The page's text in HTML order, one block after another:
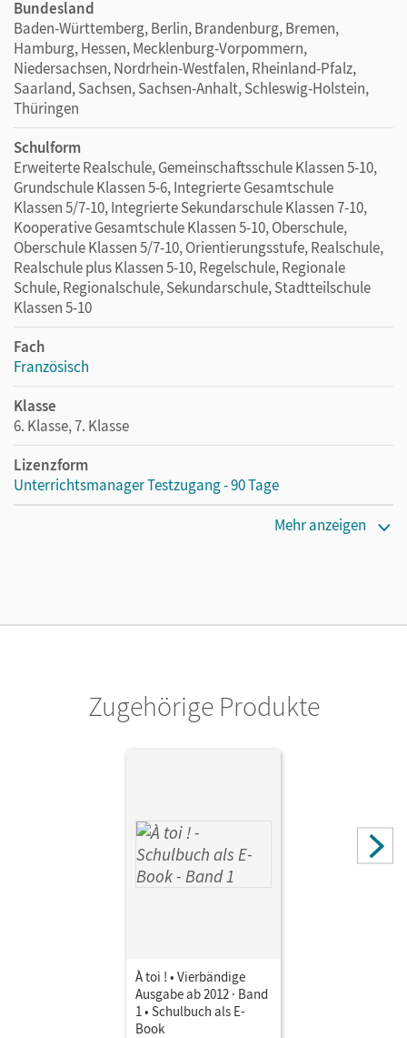
Bundesland
Baden-Württemberg, Berlin, Brandenburg, Bremen,
Hamburg, Hessen, Mecklenburg-Vorpommern,
Niedersachsen, Nordrhein-Westfalen, Rheinland-Pfalz,
Saarland, Sachsen, Sachsen-Anhalt, Schleswig-Holstein,
Thüringen
Schulform
Erweiterte Realschule, Gemeinschaftsschule Klassen 5-10,
Grundschule Klassen 5-6, Integrierte Gesamtschule
Klassen 5/7-10, Integrierte Sekundarschule Klassen 7-10,
Kooperative Gesamtschule Klassen 5-10, Oberschule,
Oberschule Klassen 5/7-10, Orientierungsstufe, Realschule,
Realschule plus Klassen 5-10, Regelschule, Regionale
Schule, Regionalschule, Sekundarschule, Stadtteilschule
Klassen 5-10
Fach
Französisch
Klasse
6. Klasse, 7. Klasse
Lizenzform
Unterrichtsmanager Testzugang - 90 Tage
Unterrichtsmanager 90 Tage lang zu testen.
Mehr anzeigen
Zugehörige Produkte
À toi ! • Vierbändige
Ausgabe ab 2012 · Band
1 • Schulbuch als E-
Book